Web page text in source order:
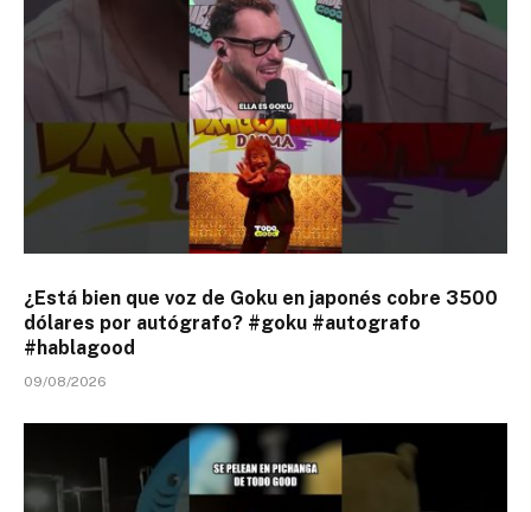
¿Está bien que voz de Goku en japonés cobre 3500
dólares por autógrafo? #goku #autografo
#hablagood
09/08/2026